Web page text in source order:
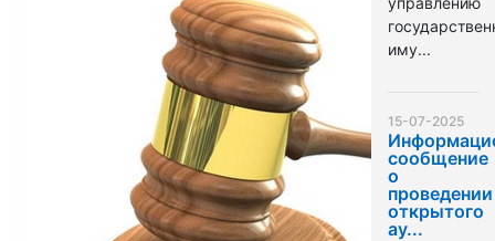
иму...
15-07-2025
сообщение
о
проведении
открытого
ау...